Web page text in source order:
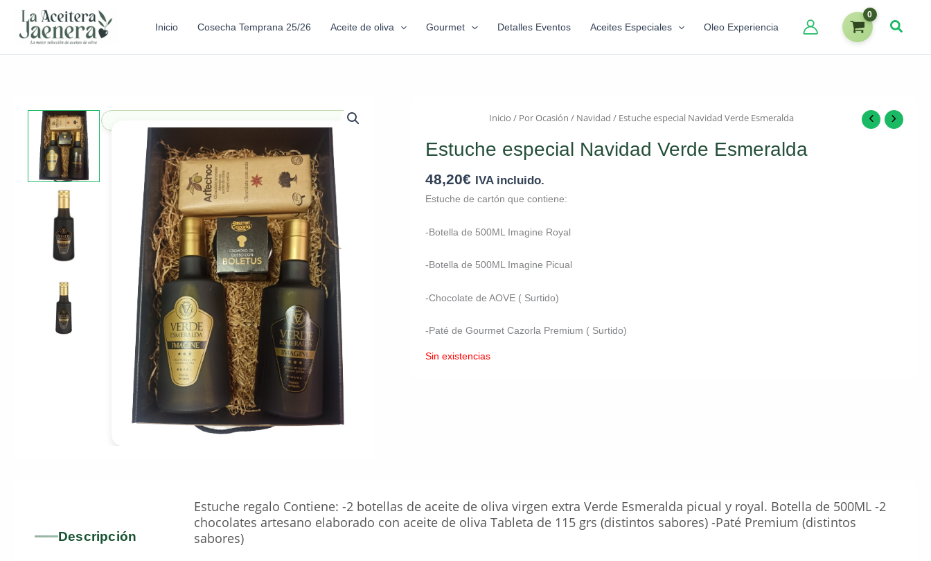
Inicio Cosecha Temprana 25/26 Aceite de oliva Gourmet Detalles Eventos Aceites Especiales Oleo Experiencia
Inicio / Por Ocasión / Navidad / Estuche especial Navidad Verde Esmeralda
Estuche especial Navidad Verde Esmeralda
48,20€ IVA incluido.
Estuche de cartón que contiene:
-Botella de 500ML Imagine Royal
-Botella de 500ML Imagine Picual
-Chocolate de AOVE ( Surtido)
-Paté de Gourmet Cazorla Premium ( Surtido)
Sin existencias
Descripción
Estuche regalo Contiene: -2 botellas de aceite de oliva virgen extra Verde Esmeralda picual y royal. Botella de 500ML -2
chocolates artesano elaborado con aceite de oliva Tableta de 115 grs (distintos sabores) -Paté Premium (distintos
sabores)